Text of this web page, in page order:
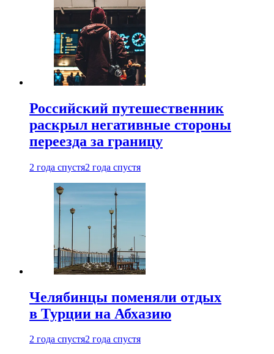
Российский путешественник
раскрыл негативные стороны
переезда за границу
2 года спустя2 года спустя
Челябинцы поменяли отдых
в Турции на Абхазию
2 года спустя2 года спустя